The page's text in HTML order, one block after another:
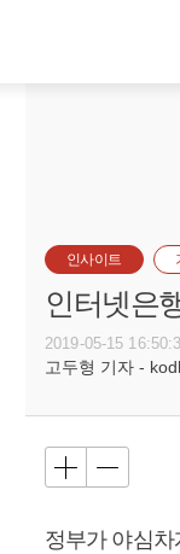
인사이트
인터넷은
2019-05-15
고두형 기자 -
정부가 야심